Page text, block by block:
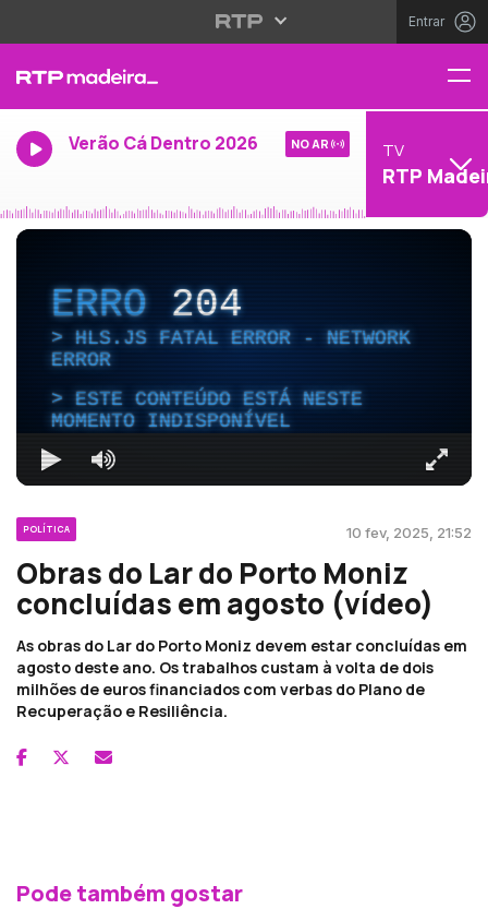
Entrar
Verão Cá Dentro 2026 NO AR TV
RTP
ERRO204
HLS.JS FATAL ERROR - NETWORK
ERROR
ESTE CONTEÚDO ESTÁ NESTE
MOMENTO INDISPONÍVEL
POLÍTICA 10 fev, 2025, 21:52
Obras do Lar do Porto Moniz
concluídas em agosto (vídeo)
As obras do Lar do Porto Moniz devem estar concluídas em
agosto deste ano. Os trabalhos custam à volta de dois
milhões de euros financiados com verbas do Plano de
Recuperação e Resiliência.
Pode também gostar